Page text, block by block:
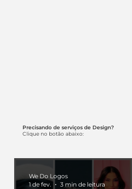
Precisando de serviços de Design?
Clique no botão abaixo:
We Do Logos
1 de fev.
3 min de leitura